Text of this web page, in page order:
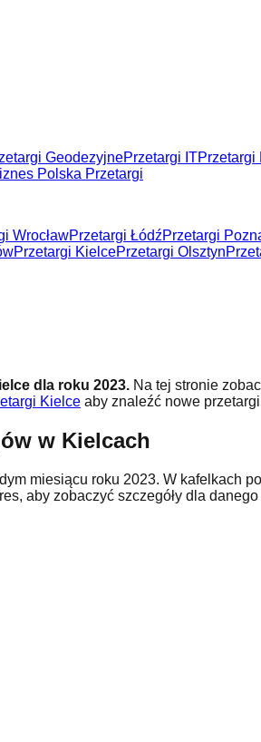
GeodezyjnePrzetargi ITPrzetargi
Polska Przetargi
WrocławPrzetargi ŁódźPrzetargi
Przetargi KielcePrzetargi Olsztyn
dla roku 2023. Na tej stronie
Kielce aby znaleźć nowe
w Kielcach
miesiącu roku 2023. W kafelkach
aby zobaczyć szczegóły dla